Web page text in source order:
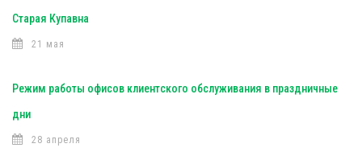
Старая Купавна
21 мая
Режим работы офисов клиентского обслуживания в праздничные
дни
28 апреля